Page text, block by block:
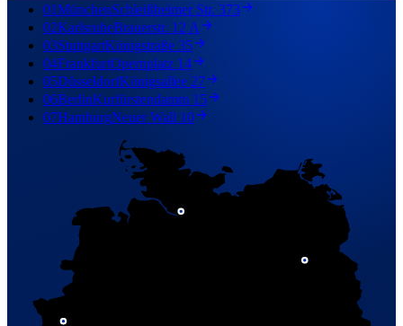
01MünchenSchleißheimer Str. 373
02KarlsruheBrauerstr. 12 A
03StuttgartKönigstraße 35
04FrankfurtOpernplatz 14
05DüsseldorfKönigsallee 27
06BerlinKurfürstendamm 15
07HamburgNeuer Wall 10